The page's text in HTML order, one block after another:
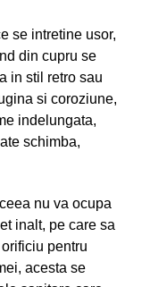
se intretine usor,
din cupru se
in stil retro sau
si coroziune,
indelungata,
schimba,
nu va ocupa
inalt, pe care sa
pentru
acesta se